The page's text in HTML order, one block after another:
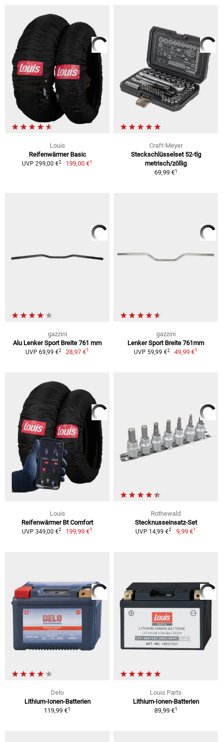
Louis
Reifenwärmer Basic
UVP 299,00 €2 199,00 €1
Craft-Meyer
Steckschlüsselset 52-tlg
metrisch/zöllig
69,99 €1
gazzini
Alu Lenker Sport Breite 761 mm
UVP 69,99 €2 28,97 €1
gazzini
Lenker Sport Breite 761mm
UVP 59,99 €2 49,99 €1
Louis
Reifenwärmer Bt Comfort
UVP 349,00 €2 199,99 €1
Rothewald
Stecknusseinsatz-Set
UVP 14,99 €2 9,99 €1
Delo
Lithium-Ionen-Batterien
119,99 €1
Louis Parts
Lithium-Ionen-Batterien
89,99 €1